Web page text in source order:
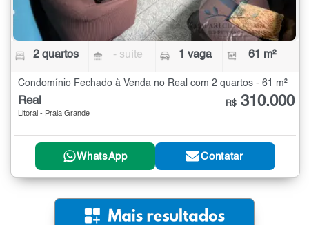
2 quartos - suíte 1 vaga 61 m²
Condomínio Fechado à Venda no Real com 2 quartos - 61 m²
Real
Litoral - Praia Grande
R$ 310.000
WhatsApp Contatar